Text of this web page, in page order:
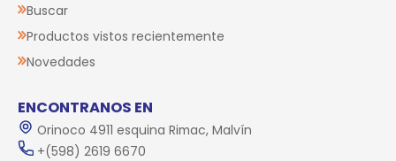
Buscar
Productos vistos recientemente
Novedades
ENCONTRANOS EN
Orinoco 4911 esquina Rimac, Malvín
+(598) 2619 6670